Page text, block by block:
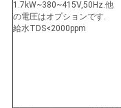
1.7kW~380~415V,50Hz.他
の電圧はオプションです.
給水TDS<2000ppm